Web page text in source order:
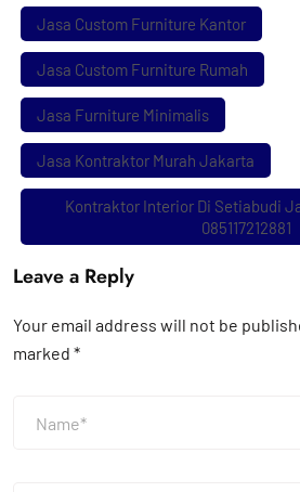
Jasa Custom Furniture Kantor
Jasa Custom Furniture Rumah
Jasa Furniture Minimalis
Jasa Kontraktor Murah Jakarta
Kontraktor Interior Di Setiabudi
085117212881
Leave a Reply
Your email address will not be
marked *